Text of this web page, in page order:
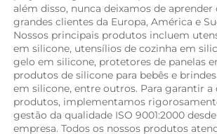
além disso, nunca deixamos de aprender
grandes clientes da Europa, América e
Nossos principais produtos incluem
em silicone, utensílios de cozinha em
gelo em silicone, protetores de panelas
produtos de silicone para bebês e
em silicone, entre outros. Para garantir a
produtos, implementamos
gestão da qualidade ISO 9001:2000
empresa. Todos os nossos produtos